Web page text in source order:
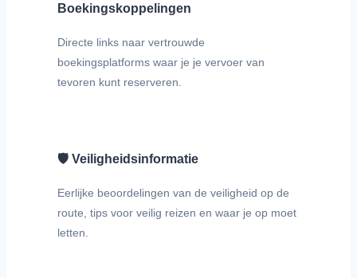
Boekingskoppelingen
Directe links naar vertrouwde
boekingsplatforms waar je je vervoer van
tevoren kunt reserveren.
🛡️ Veiligheidsinformatie
Eerlijke beoordelingen van de veiligheid op de
route, tips voor veilig reizen en waar je op moet
letten.